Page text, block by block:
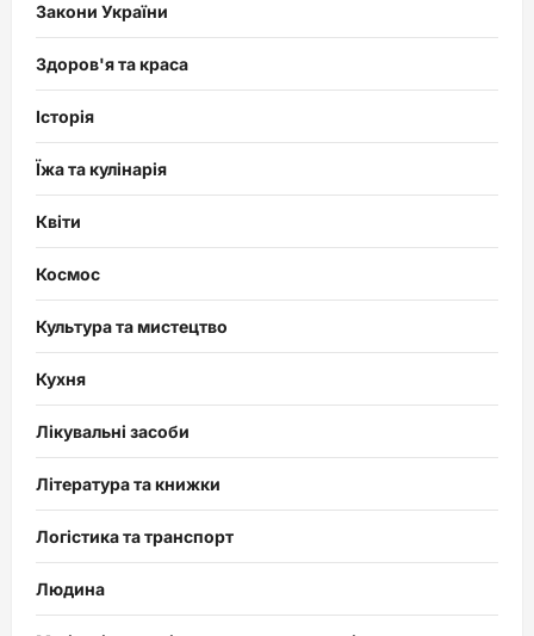
Закони України
Здоров'я та краса
Історія
Їжа та кулінарія
Квіти
Космос
Культура та мистецтво
Кухня
Лікувальні засоби
Література та книжки
Логістика та транспорт
Людина